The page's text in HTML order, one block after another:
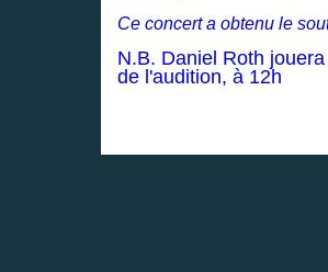
Ce concert a obtenu le
N.B. Daniel Roth
de l'audition, à 12h